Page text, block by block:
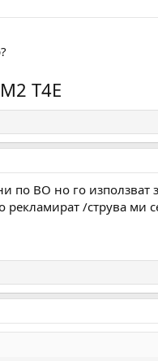
T4E
ВО но го използват
рекламират /струва ми